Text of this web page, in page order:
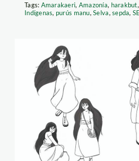
Tags: Amarakaeri, Amazonía, harakbut,
Indígenas, purús manu,Selva,sepda,
IKARA2